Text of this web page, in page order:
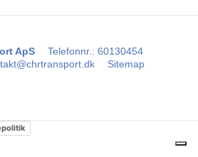
ApS Telefonnr.: 60130454
Sitemap